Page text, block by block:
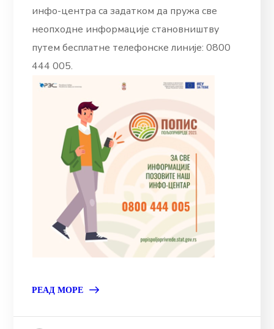
инфо-центра са задатком да пружа све
неопходне информације становништву
путем бесплатне телефонске линије: 0800
444 005.
РЕАД МОРЕ